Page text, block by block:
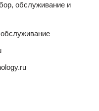
обслуживание и